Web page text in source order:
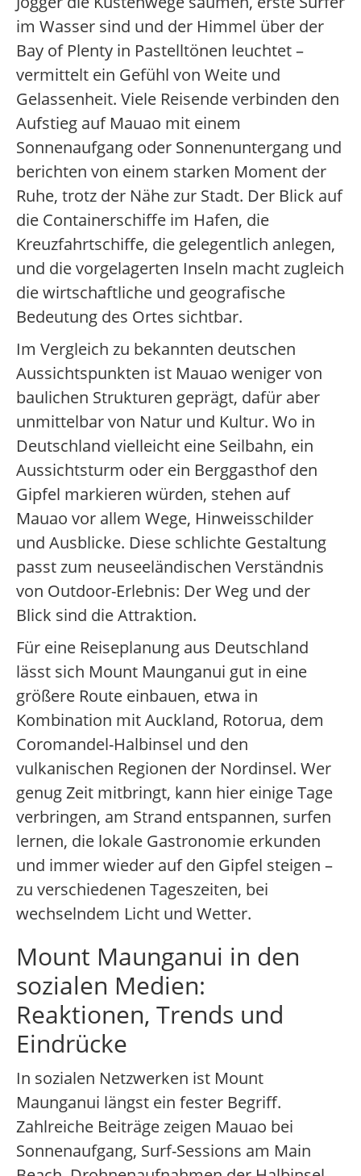
im Wasser sind und der Himmel über der
Bay of Plenty in Pastelltönen leuchtet –
vermittelt ein Gefühl von Weite und
Gelassenheit. Viele Reisende verbinden den
Aufstieg auf Mauao mit einem
Sonnenaufgang oder Sonnenuntergang und
berichten von einem starken Moment der
Ruhe, trotz der Nähe zur Stadt. Der Blick auf
die Containerschiffe im Hafen, die
Kreuzfahrtschiffe, die gelegentlich anlegen,
und die vorgelagerten Inseln macht zugleich
die wirtschaftliche und geografische
Bedeutung des Ortes sichtbar.
Im Vergleich zu bekannten deutschen
Aussichtspunkten ist Mauao weniger von
baulichen Strukturen geprägt, dafür aber
unmittelbar von Natur und Kultur. Wo in
Deutschland vielleicht eine Seilbahn, ein
Aussichtsturm oder ein Berggasthof den
Gipfel markieren würden, stehen auf
Mauao vor allem Wege, Hinweisschilder
und Ausblicke. Diese schlichte Gestaltung
passt zum neuseeländischen Verständnis
von Outdoor-Erlebnis: Der Weg und der
Blick sind die Attraktion.
Für eine Reiseplanung aus Deutschland
lässt sich Mount Maunganui gut in eine
größere Route einbauen, etwa in
Kombination mit Auckland, Rotorua, dem
Coromandel-Halbinsel und den
vulkanischen Regionen der Nordinsel. Wer
genug Zeit mitbringt, kann hier einige Tage
verbringen, am Strand entspannen, surfen
lernen, die lokale Gastronomie erkunden
und immer wieder auf den Gipfel steigen –
zu verschiedenen Tageszeiten, bei
wechselndem Licht und Wetter.
Mount Maunganui in den
sozialen Medien:
Reaktionen, Trends und
Eindrücke
In sozialen Netzwerken ist Mount
Maunganui längst ein fester Begriff.
Zahlreiche Beiträge zeigen Mauao bei
Sonnenaufgang, Surf-Sessions am Main